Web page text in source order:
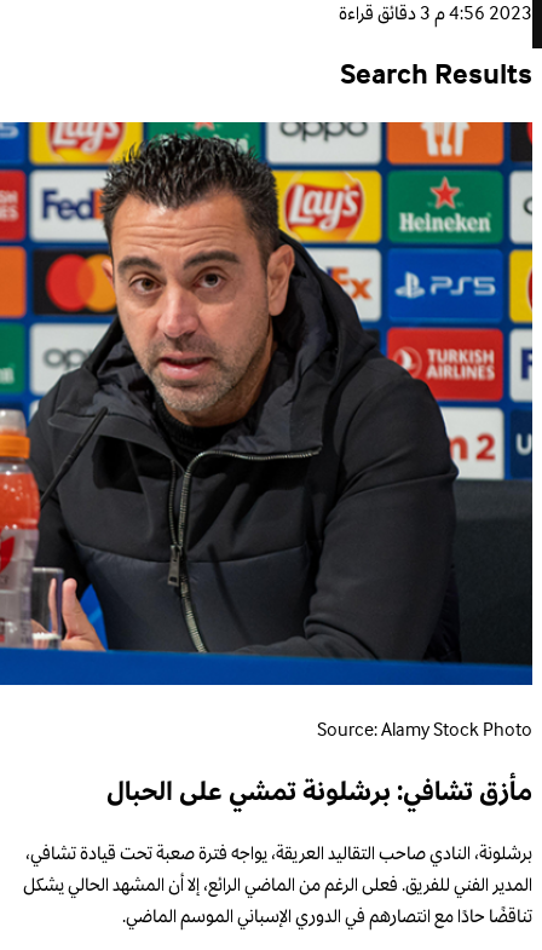
2023 4:56 م
3 دقائق قراءة
Search Results
Source: Alamy Stock Photo
مأزق تشافي: برشلونة تمشي على الحبال
برشلونة، النادي صاحب التقاليد العريقة، يواجه فترة صعبة تحت قيادة تشافي،
المدير الفني للفريق. فعلى الرغم من الماضي الرائع، إلا أن المشهد الحالي يشكل
تناقضًا حادًا مع انتصارهم في الدوري الإسباني الموسم الماضي.